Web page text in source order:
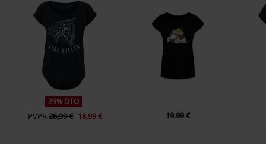
Forma Mangas
Largo Mangas
Media manga
negro-blanco
www.bc-collection.eu
29% DTO
PVPR26,99 € 18,99 € 19,99 €